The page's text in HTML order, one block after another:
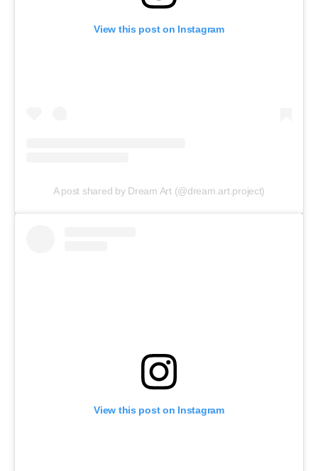
View this post on Instagram
A post shared by Dream Art (@dream.art.project)
View this post on Instagram